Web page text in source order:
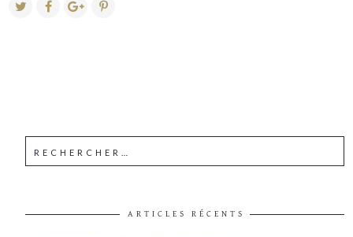
ARTICLES RÉCENTS